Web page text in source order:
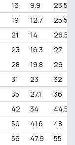
16 9.9
23.5
19 12.7
25.5
21 14
26.5
23 16.3
27
28 19.8
29
31 23
32
35 27.1
36
42 34
44.5
50 41.6
48
56 47.9
55